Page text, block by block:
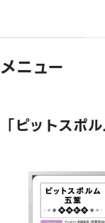
メニュー
「ピットスポ